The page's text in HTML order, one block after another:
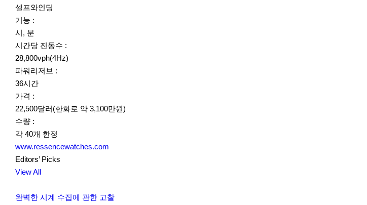
셀프와인딩
기능 :
시, 분
시간당 진동수 :
28,800vph(4Hz)
파워리저브 :
36시간
가격 :
22,500달러(한화로 약 3,100만원)
수량 :
각 40개 한정
www.ressencewatches.com
Editors’ Picks
View All
완벽한 시계 수집에 관한 고찰